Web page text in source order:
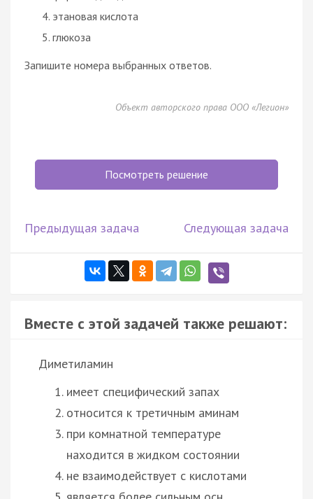
этановая кислота
глюкоза
Запишите номера выбранных ответов.
Объект авторского права ООО «Легион»
Посмотреть решение
Предыдущая задача Следующая задача
Вместе с этой задачей также решают:
Диметиламин
имеет специфический запах
относится к третичным аминам
при комнатной температуре
находится в жидком состоянии
не взаимодействует с кислотами